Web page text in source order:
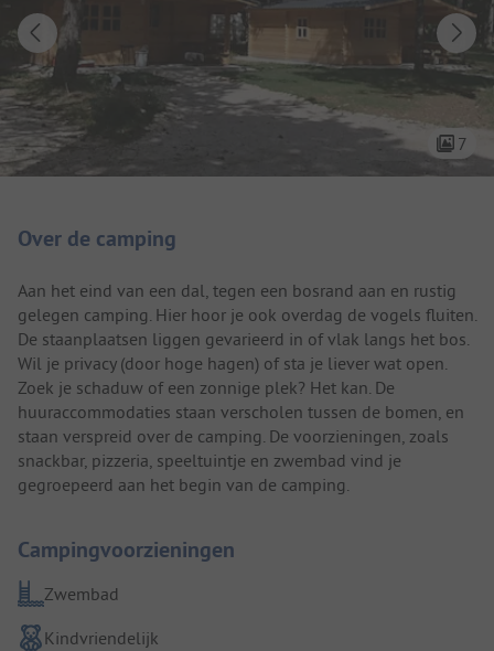
7
Over de camping
Aan het eind van een dal, tegen een bosrand aan en rustig
gelegen camping. Hier hoor je ook overdag de vogels fluiten.
De staanplaatsen liggen gevarieerd in of vlak langs het bos.
Wil je privacy (door hoge hagen) of sta je liever wat open.
Zoek je schaduw of een zonnige plek? Het kan. De
huuraccommodaties staan verscholen tussen de bomen, en
staan verspreid over de camping. De voorzieningen, zoals
snackbar, pizzeria, speeltuintje en zwembad vind je
gegroepeerd aan het begin van de camping.
Campingvoorzieningen
Zwembad
Kindvriendelijk